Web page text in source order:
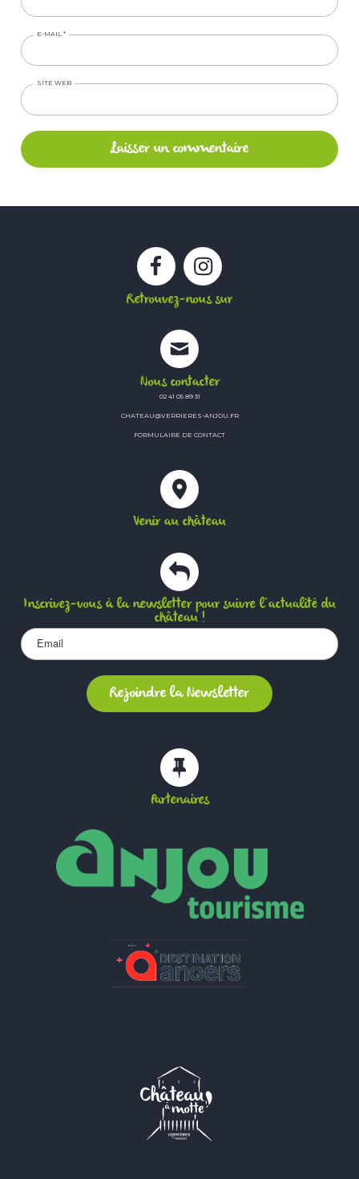
E-MAIL *
SITE WEB
Retrouvez-nous sur
FacebookInstagram
Nous contacter
02 41 05 89 31
CHATEAU@VERRIERES-ANJOU.FR
FORMULAIRE DE CONTACT
Venir au château
Inscrivez-vous à la newsletter pour suivre l’actualité du
château !
Partenaires